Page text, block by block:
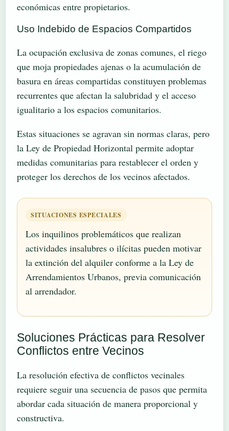
económicas entre propietarios.
Uso Indebido de Espacios Compartidos
La ocupación exclusiva de zonas comunes, el riego
que moja propiedades ajenas o la acumulación de
basura en áreas compartidas constituyen problemas
recurrentes que afectan la salubridad y el acceso
igualitario a los espacios comunitarios.
Estas situaciones se agravan sin normas claras, pero
la Ley de Propiedad Horizontal permite adoptar
medidas comunitarias para restablecer el orden y
proteger los derechos de los vecinos afectados.
SITUACIONES ESPECIALES
Los inquilinos problemáticos que realizan
actividades insalubres o ilícitas pueden motivar
la extinción del alquiler conforme a la Ley de
Arrendamientos Urbanos, previa comunicación
al arrendador.
Soluciones Prácticas para Resolver
Conflictos entre Vecinos
La resolución efectiva de conflictos vecinales
requiere seguir una secuencia de pasos que permita
abordar cada situación de manera proporcional y
constructiva.